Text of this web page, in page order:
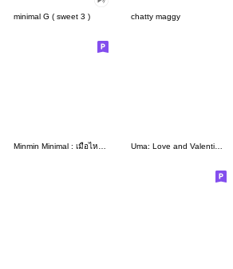
minimal G ( sweet 3 ) chatty maggy